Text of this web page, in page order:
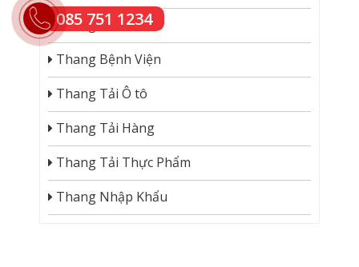
Thang Gia Đình
Thang Bệnh Viện
Thang Tải Ô tô
Thang Tải Hàng
Thang Tải Thực Phẩm
Thang Nhập Khẩu
085 751 1234